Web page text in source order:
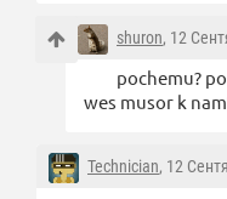
shuron, 12
pochemu?
wes musor k
Technician, 12